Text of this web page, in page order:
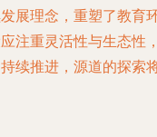
展理念，重塑了教育
注重灵活性与生态性
续推进，源道的探索